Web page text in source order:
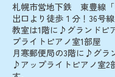
札幌市営地下鉄 東豊線「
出口より徒歩１分！36号
教室は1階に♪グランドピ
プライトピアノ室1部屋
月寒郵便局の3階に♪グラ
♪アップライトピアノ室2